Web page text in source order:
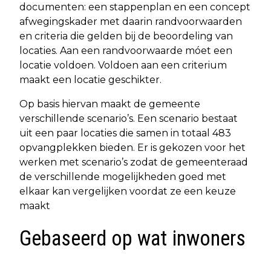
documenten: een stappenplan en een concept
afwegingskader met daarin randvoorwaarden
en criteria die gelden bij de beoordeling van
locaties. Aan een randvoorwaarde móet een
locatie voldoen. Voldoen aan een criterium
maakt een locatie geschikter.
Op basis hiervan maakt de gemeente
verschillende scenario’s. Een scenario bestaat
uit een paar locaties die samen in totaal 483
opvangplekken bieden. Er is gekozen voor het
werken met scenario’s zodat de gemeenteraad
de verschillende mogelijkheden goed met
elkaar kan vergelijken voordat ze een keuze
maakt
Gebaseerd op wat inwoners